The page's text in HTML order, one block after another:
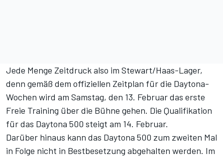
Jede Menge Zeitdruck also im Stewart/Haas-Lager,
denn gemäß dem offiziellen Zeitplan für die Daytona-
Wochen wird am Samstag, den 13. Februar das erste
Freie Training über die Bühne gehen. Die Qualifikation
für das Daytona 500 steigt am 14. Februar.
Darüber hinaus kann das Daytona 500 zum zweiten Mal
in Folge nicht in Bestbesetzung abgehalten werden. Im